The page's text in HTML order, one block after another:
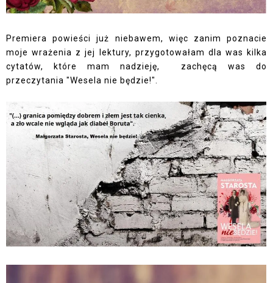
Premiera powieści już niebawem, więc zanim poznacie
moje wrażenia z jej lektury, przygotowałam dla was kilka
cytatów, które mam nadzieję, zachęcą was do
przeczytania "Wesela nie będzie!".